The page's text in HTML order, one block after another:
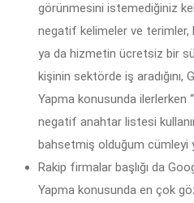
görünmesini istemediğiniz
negatif kelimeler ve terimler,
ya da hizmetin ücretsiz bir
kişinin sektörde iş
Yapma konusunda ilerlerken
negatif anahtar listesi
bahsetmiş olduğum cümleyi
Rakip firmalar başlığı da
Yapma konusunda en çok